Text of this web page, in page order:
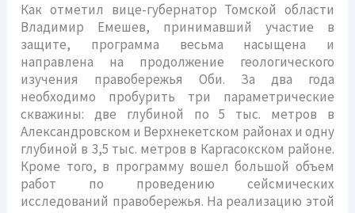
Как отметил вице-губернатор Томской области
Владимир Емешев, принимавший участие в
защите, программа весьма насыщена и
направлена на продолжение геологического
изучения правобережья Оби. За два года
необходимо пробурить три параметрические
скважины: две глубиной по 5 тыс. метров в
Александровском и Верхнекетском районах и одну
глубиной в 3,5 тыс. метров в Каргасокском районе.
Кроме того, в программу вошел большой объем
работ по проведению сейсмических
исследований правобережья. На реализацию этой